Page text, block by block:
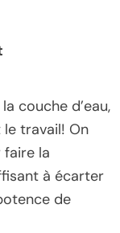
couche d’eau,
travail! On
la
à écarter
de